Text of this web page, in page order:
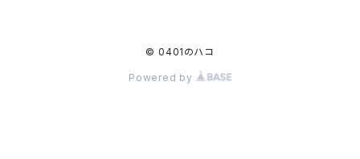
© 0401のハコ
Powered by